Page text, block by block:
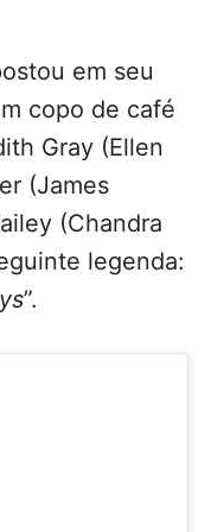
em seu
copo de café
Gray (Ellen
(James
(Chandra
legenda:
”.